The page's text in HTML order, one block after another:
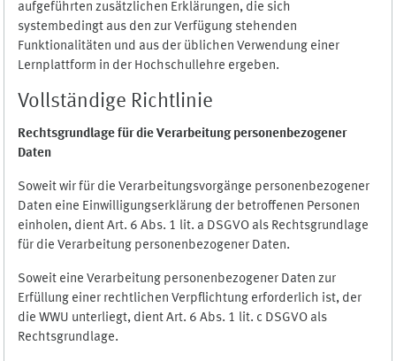
aufgeführten zusätzlichen Erklärungen, die sich
systembedingt aus den zur Verfügung stehenden
Funktionalitäten und aus der üblichen Verwendung einer
Lernplattform in der Hochschullehre ergeben.
Vollständige Richtlinie
Rechtsgrundlage für die Verarbeitung personenbezogener
Daten
Soweit wir für die Verarbeitungsvorgänge personenbezogener
Daten eine Einwilligungserklärung der betroffenen Personen
einholen, dient Art. 6 Abs. 1 lit. a DSGVO als Rechtsgrundlage
für die Verarbeitung personenbezogener Daten.
Soweit eine Verarbeitung personenbezogener Daten zur
Erfüllung einer rechtlichen Verpflichtung erforderlich ist, der
die WWU unterliegt, dient Art. 6 Abs. 1 lit. c DSGVO als
Rechtsgrundlage.